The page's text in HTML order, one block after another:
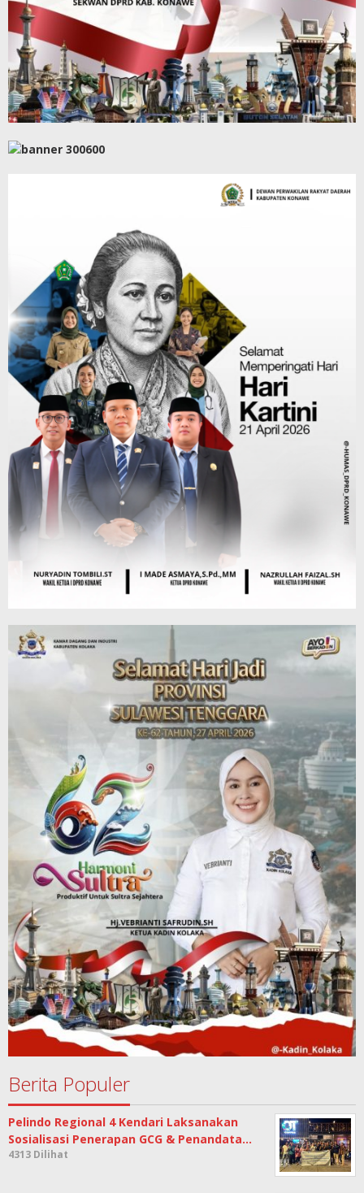
Berita Populer
Pelindo Regional 4 Kendari Laksanakan
Sosialisasi Penerapan GCG & Penandata…
4313 Dilihat